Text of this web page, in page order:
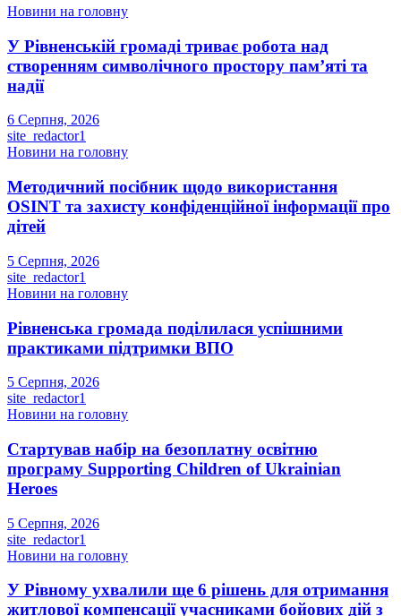
Новини на головну
У Рівненській громаді триває робота над
створенням символічного простору пам’яті та
надії
6 Серпня, 2026
site_redactor1
Новини на головну
Методичний посібник щодо використання
OSINT та захисту конфіденційної інформації про
дітей
5 Серпня, 2026
site_redactor1
Новини на головну
Рівненська громада поділилася успішними
практиками підтримки ВПО
5 Серпня, 2026
site_redactor1
Новини на головну
Стартував набір на безоплатну освітню
програму Supporting Children of Ukrainian
Heroes
5 Серпня, 2026
site_redactor1
Новини на головну
У Рівному ухвалили ще 6 рішень для отримання
житлової компенсації учасниками бойових дій з